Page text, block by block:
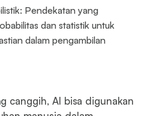
Pendekatan yang
dan statistik untuk
dalam pengambilan
canggih, AI bisa digunakan